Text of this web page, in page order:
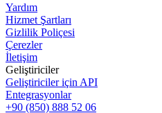
Yardım
Hizmet Şartları
Gizlilik Poliçesi
Çerezler
İletişim
Geliştiriciler
Geliştiriciler için API
Entegrasyonlar
+90 (850) 888 52 06